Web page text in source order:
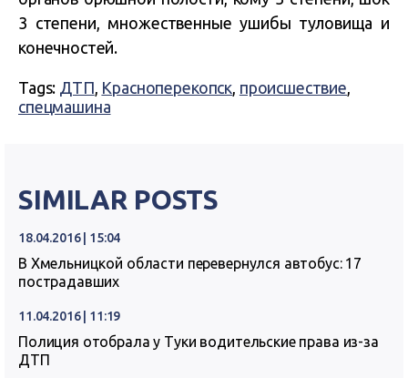
3 степени, множественные ушибы туловища и
конечностей.
Tags: ДТП, Красноперекопск, происшествие,
спецмашина
SIMILAR POSTS
18.04.2016 | 15:04
В Хмельницкой области перевернулся автобус: 17
пострадавших
11.04.2016 | 11:19
Полиция отобрала у Туки водительские права из-за
ДТП